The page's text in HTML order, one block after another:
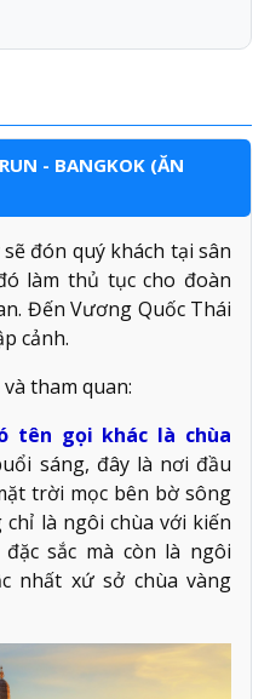
- BANGKOK (ĂN
đón quý khách tại sân
làm thủ tục cho đoàn
Đến Vương Quốc Thái
cảnh.
tham quan:
tên gọi khác là chùa
sáng, đây là nơi đầu
trời mọc bên bờ sông
chỉ là ngôi chùa với kiến
sắc mà còn là ngôi
nhất xứ sở chùa vàng